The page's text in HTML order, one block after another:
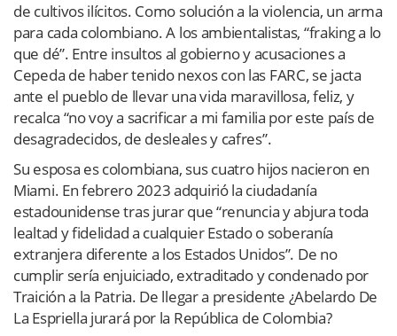
de cultivos ilícitos. Como solución a la violencia, un arma
para cada colombiano. A los ambientalistas, “fraking a lo
que dé”. Entre insultos al gobierno y acusaciones a
Cepeda de haber tenido nexos con las FARC, se jacta
ante el pueblo de llevar una vida maravillosa, feliz, y
recalca “no voy a sacrificar a mi familia por este país de
desagradecidos, de desleales y cafres”.
Su esposa es colombiana, sus cuatro hijos nacieron en
Miami. En febrero 2023 adquirió la ciudadanía
estadounidense tras jurar que “renuncia y abjura toda
lealtad y fidelidad a cualquier Estado o soberanía
extranjera diferente a los Estados Unidos”. De no
cumplir sería enjuiciado, extraditado y condenado por
Traición a la Patria. De llegar a presidente ¿Abelardo De
La Espriella jurará por la República de Colombia?